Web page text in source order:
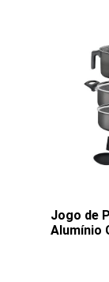
Jogo de
Alumínio